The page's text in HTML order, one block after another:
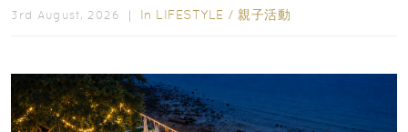
3rd August, 2026 ｜ In LIFESTYLE / 親子活動